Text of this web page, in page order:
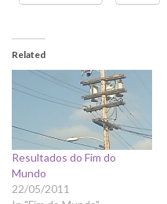
Related
Resultados do Fim do
Mundo
22/05/2011